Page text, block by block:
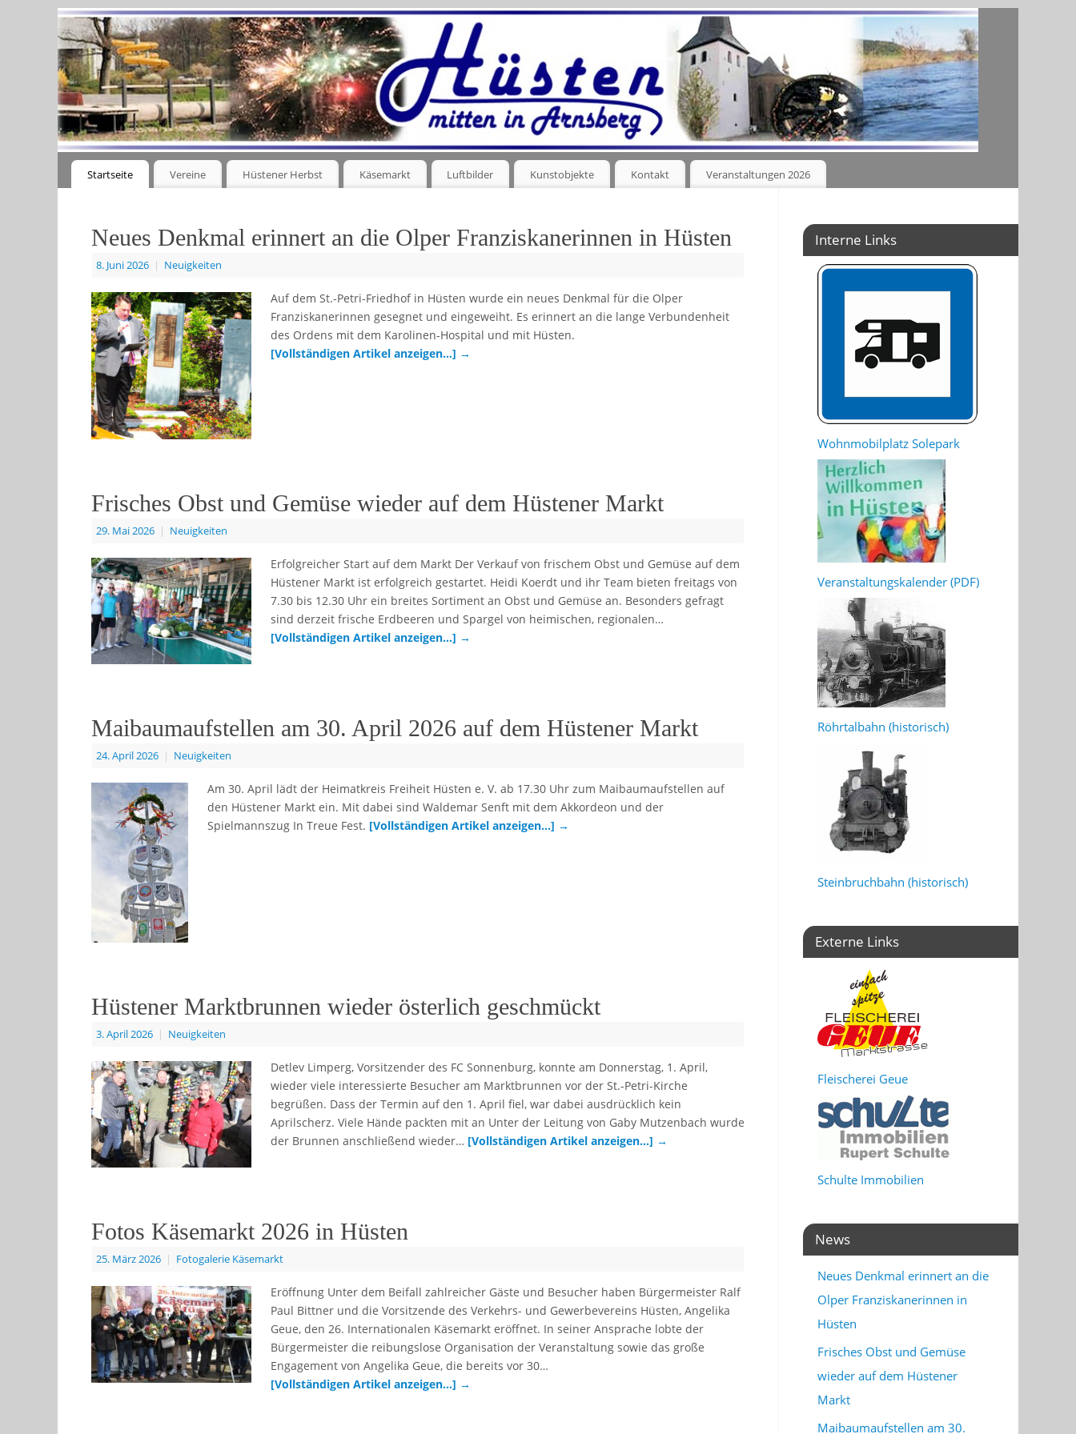
Startseite Vereine Hüstener Herbst Käsemarkt Luftbilder Kunstobjekte Kontakt Veranstaltungen 2026
Neues Denkmal erinnert an die Olper Franziskanerinnen in Hüsten
8. Juni 2026 | Neuigkeiten
Auf dem St.-Petri-Friedhof in Hüsten wurde ein neues Denkmal für die Olper
Franziskanerinnen gesegnet und eingeweiht. Es erinnert an die lange Verbundenheit
des Ordens mit dem Karolinen-Hospital und mit Hüsten.
[Vollständigen Artikel anzeigen…] →
Frisches Obst und Gemüse wieder auf dem Hüstener Markt
29. Mai 2026 | Neuigkeiten
Erfolgreicher Start auf dem Markt Der Verkauf von frischem Obst und Gemüse auf dem
Hüstener Markt ist erfolgreich gestartet. Heidi Koerdt und ihr Team bieten freitags von
7.30 bis 12.30 Uhr ein breites Sortiment an Obst und Gemüse an. Besonders gefragt
sind derzeit frische Erdbeeren und Spargel von heimischen, regionalen…
[Vollständigen Artikel anzeigen…] →
Maibaumaufstellen am 30. April 2026 auf dem Hüstener Markt
24. April 2026 | Neuigkeiten
Am 30. April lädt der Heimatkreis Freiheit Hüsten e. V. ab 17.30 Uhr zum Maibaumaufstellen auf
den Hüstener Markt ein. Mit dabei sind Waldemar Senft mit dem Akkordeon und der
Spielmannszug In Treue Fest. [Vollständigen Artikel anzeigen…] →
Hüstener Marktbrunnen wieder österlich geschmückt
3. April 2026 | Neuigkeiten
Detlev Limperg, Vorsitzender des FC Sonnenburg, konnte am Donnerstag, 1. April,
wieder viele interessierte Besucher am Marktbrunnen vor der St.-Petri-Kirche
begrüßen. Dass der Termin auf den 1. April fiel, war dabei ausdrücklich kein
Aprilscherz. Viele Hände packten mit an Unter der Leitung von Gaby Mutzenbach wurde
der Brunnen anschließend wieder… [Vollständigen Artikel anzeigen…] →
Fotos Käsemarkt 2026 in Hüsten
25. März 2026 | Fotogalerie Käsemarkt
Eröffnung Unter dem Beifall zahlreicher Gäste und Besucher haben Bürgermeister Ralf
Paul Bittner und die Vorsitzende des Verkehrs- und Gewerbevereins Hüsten, Angelika
Geue, den 26. Internationalen Käsemarkt eröffnet. In seiner Ansprache lobte der
Bürgermeister die reibungslose Organisation der Veranstaltung sowie das große
Engagement von Angelika Geue, die bereits vor 30…
[Vollständigen Artikel anzeigen…] →
Interne Links
Wohnmobilplatz Solepark
Veranstaltungskalender (PDF)
Röhrtalbahn (historisch)
Steinbruchbahn (historisch)
Externe Links
Fleischerei Geue
Schulte Immobilien
News
Neues Denkmal erinnert an die
Olper Franziskanerinnen in
Hüsten
Frisches Obst und Gemüse
wieder auf dem Hüstener
Markt
Maibaumaufstellen am 30.